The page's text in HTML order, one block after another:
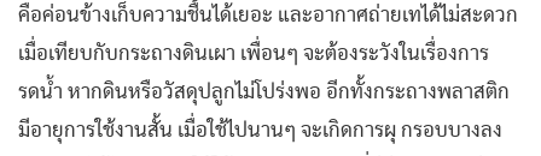
คือค่อนข้างเก็บความชื้นได้เยอะ และอากาศถ่ายเทได้ไม่สะดวก
เมื่อเทียบกับกระถางดินเผา เพื่อนๆ จะต้องระวังในเรื่องการ
รดน้ำ หากดินหรือวัสดุปลูกไม่โปร่งพอ อีกทั้งกระถางพลาสติก
มีอายุการใช้งานสั้น เมื่อใช้ไปนานๆ จะเกิดการผุ กรอบบางลง